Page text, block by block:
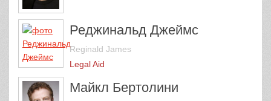
Реджинальд Джеймс
Reginald James
Legal Aid
Майкл Бертолини